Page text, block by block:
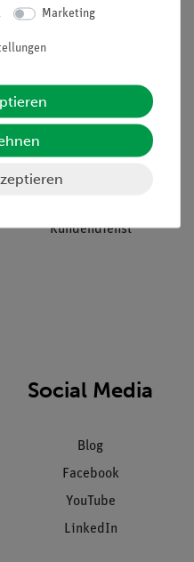
Übersicht Service
Beratung & Showroom
Inventarisierungs- &
Einräumservice
Kundendienst
Social Media
Blog
Facebook
YouTube
LinkedIn
Marketing